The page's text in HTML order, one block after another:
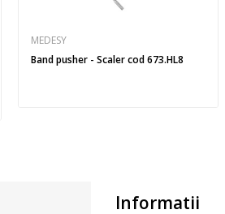
MEDESY
Band pusher - Scaler cod 673.HL8
Informatii